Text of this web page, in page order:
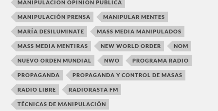
MANIPULACIÓN OPINIÓN PÚBLICA
MANIPULACIÓN PRENSA MANIPULAR MENTES
MARÍA DESILUMINATE MASS MEDIA MANIPULADOS
MASS MEDIA MENTIRAS NEW WORLD ORDER NOM
NUEVO ORDEN MUNDIAL NWO PROGRAMA RADIO
PROPAGANDA PROPAGANDA Y CONTROL DE MASAS
RADIO LIBRE RADIORASTA FM
TÉCNICAS DE MANIPULACIÓN